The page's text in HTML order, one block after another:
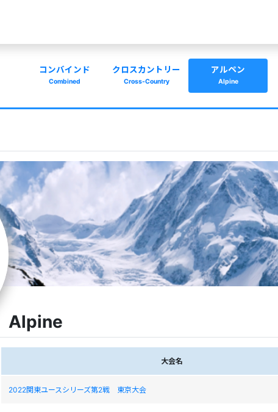
コンバインド
Combined
クロスカントリー
Cross-Country
アルペン
Alpine
Alpine
大会名
2022関東ユースシリーズ第2戦 東京大会